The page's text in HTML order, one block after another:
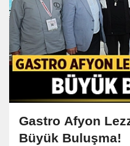
Gastro Afyon
Büyük Buluşma!